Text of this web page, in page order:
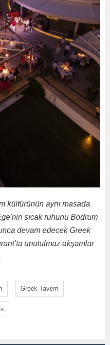
kültürünün aynı masada
sıcak ruhunu Bodrum
devam edecek Greek
unutulmaz akşamlar
Greek Tavern